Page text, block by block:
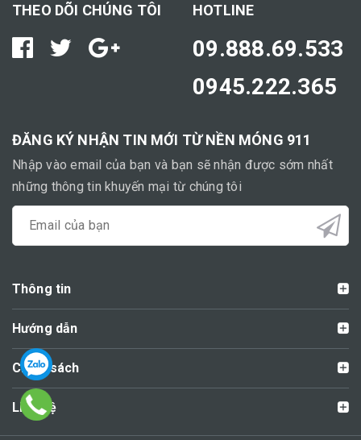
THEO DÕI CHÚNG TÔI HOTLINE
09.888.69.533
0945.222.365
ĐĂNG KÝ NHẬN TIN MỚI TỪ NỀN MÓNG 911
Nhập vào email của bạn và bạn sẽ nhận được sớm nhất
những thông tin khuyến mại từ chúng tôi
Thông tin
Hướng dẫn
Chính sách
Liên hệ